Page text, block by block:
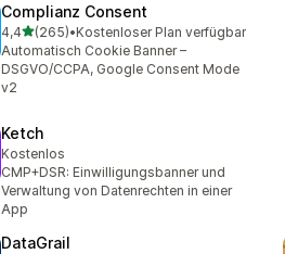
Complianz Consent
4,4von 5 Sternen
(265)
265 Rezensionen insgesamt
•Kostenloser Plan verfügbar
Automatisch Cookie Banner –
DSGVO/CCPA, Google Consent Mode
v2
Ketch
Kostenlos
CMP+DSR: Einwilligungsbanner und
Verwaltung von Datenrechten in einer
App
DataGrail